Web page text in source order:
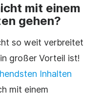
mit einem
gehen?
so weit verbreitet
großer Vorteil ist!
Inhalten
mit einem